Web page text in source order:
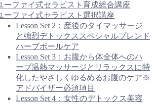
ーファイ式セラピスト育成総合講座
ーファイ式セラピスト選択講座
Lesson Set 2：産後のタイマッサージ
と強烈デトックススペシャルブレンド
ハーブボールケア
Lesson Set 3：お腹から体全体へのハ
ーブ温熱マッサージとリラックスに特
化したやさしくゆるめるお腹のケア※
アドバイザー必須項目
Lesson Set 4：女性のデトックス美容